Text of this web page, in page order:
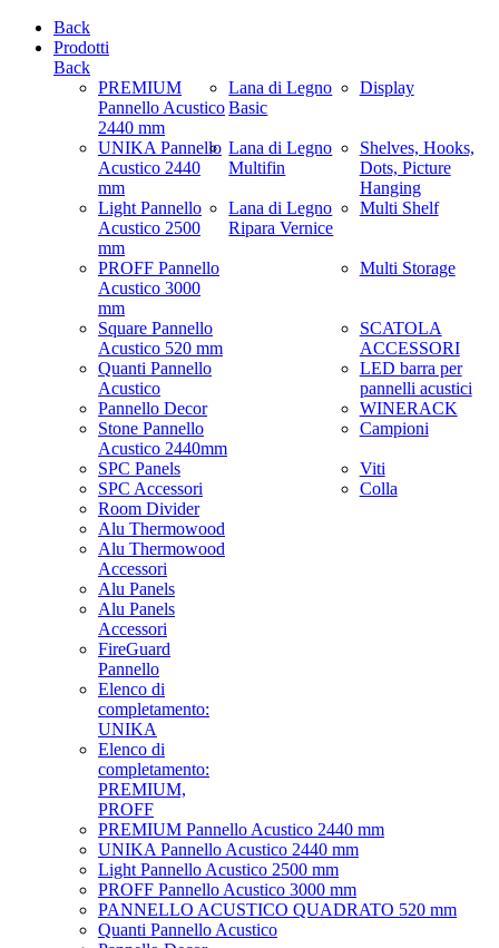
Back
Prodotti
Back
PREMIUM
Pannello Acustico
2440 mm
UNIKA Pannello
Acustico 2440
mm
Light Pannello
Acustico 2500
mm
PROFF Pannello
Acustico 3000
mm
Square Pannello
Acustico 520 mm
Quanti Pannello
Acustico
Pannello Decor
Stone Pannello
Acustico 2440mm
SPC Panels
SPC Accessori
Room Divider
Alu Thermowood
Alu Thermowood
Accessori
Alu Panels
Alu Panels
Accessori
FireGuard
Pannello
Elenco di
completamento:
UNIKA
Elenco di
completamento:
PREMIUM,
PROFF
Lana di Legno
Basic
Lana di Legno
Multifin
Lana di Legno
Ripara Vernice
Display
Shelves, Hooks,
Dots, Picture
Hanging
Multi Shelf
Multi Storage
SCATOLA
ACCESSORI
LED barra per
pannelli acustici
WINERACK
Campioni
Viti
Colla
PREMIUM Pannello Acustico 2440 mm
UNIKA Pannello Acustico 2440 mm
Light Pannello Acustico 2500 mm
PROFF Pannello Acustico 3000 mm
PANNELLO ACUSTICO QUADRATO 520 mm
Quanti Pannello Acustico